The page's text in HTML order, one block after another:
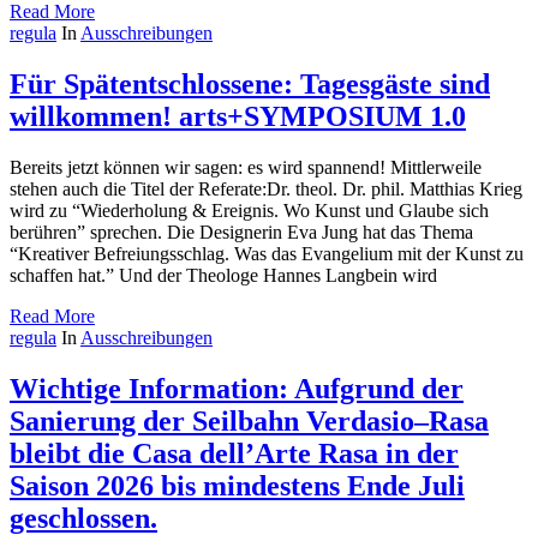
Read More
regula In Ausschreibungen
Für Spätentschlossene: Tagesgäste sind
willkommen! arts+SYMPOSIUM 1.0
Bereits jetzt können wir sagen: es wird spannend! Mittlerweile
stehen auch die Titel der Referate:Dr. theol. Dr. phil. Matthias Krieg
wird zu “Wiederholung & Ereignis. Wo Kunst und Glaube sich
berühren” sprechen. Die Designerin Eva Jung hat das Thema
“Kreativer Befreiungsschlag. Was das Evangelium mit der Kunst zu
schaffen hat.” Und der Theologe Hannes Langbein wird
Read More
regula In Ausschreibungen
Wichtige Information: Aufgrund der
Sanierung der Seilbahn Verdasio–Rasa
bleibt die Casa dell’Arte Rasa in der
Saison 2026 bis mindestens Ende Juli
geschlossen.